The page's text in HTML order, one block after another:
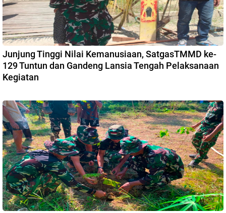
Junjung Tinggi Nilai Kemanusiaan, SatgasTMMD ke-
129 Tuntun dan Gandeng Lansia Tengah Pelaksanaan
Kegiatan